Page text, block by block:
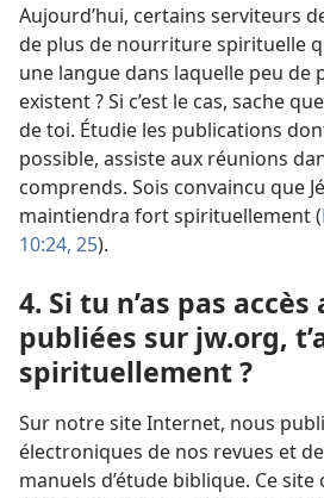
Aujourd’hui, certains serviteurs
de plus de nourriture spirituelle
une langue dans laquelle peu de
existent ? Si c’est le cas, sache
de toi. Étudie les publications
possible, assiste aux réunions
comprends. Sois convaincu que
maintiendra fort spirituellement (
10:24, 25).
4. Si tu n’as pas
publiées sur jw.org,
spirituellement ?
Sur notre site Internet, nous
électroniques de nos revues et
manuels d’étude biblique. Ce